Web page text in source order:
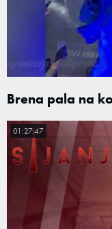
Brena pala na
01:27:47